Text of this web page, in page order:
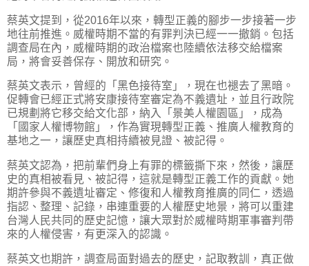
蔡英文提到，從2016年以來，轉型正義的腳步一步接著一步
地往前推進。威權時期不當的有罪判決已經一一撤銷。包括
調查局在內，威權時期的政治檔案也陸續依法移交給檔案
局，將會妥善保存、開放和研究。
蔡英文表示，曾經的「黑色接待室」，現在也褪去了黑暗。
促轉會已經正式將安康接待室審定為不義遺址，並且行政院
已規劃將它移交給文化部，納入「景美人權園區」，成為
「國家人權博物館」，作為實現轉型正義、推廣人權教育的
基地之一，讓歷史真相持續被見證、被記得。
蔡英文認為，把前輩們身上有罪的標籤撕下來，然後，讓歷
史的真相被看見、被記得，這就是轉型正義工作的貢獻。她
期許參與不義遺址審定、修復和人權教育推廣的同仁，透過
指認、整理、記錄，串連重要的人權歷史地景，將可以重建
台灣人民共同的歷史記憶，讓大眾對於威權時期軍事審判帶
來的人權侵害，有更深入的認識。
蔡英文也期許，調查局面對過去的歷史，記取教訓，真正做